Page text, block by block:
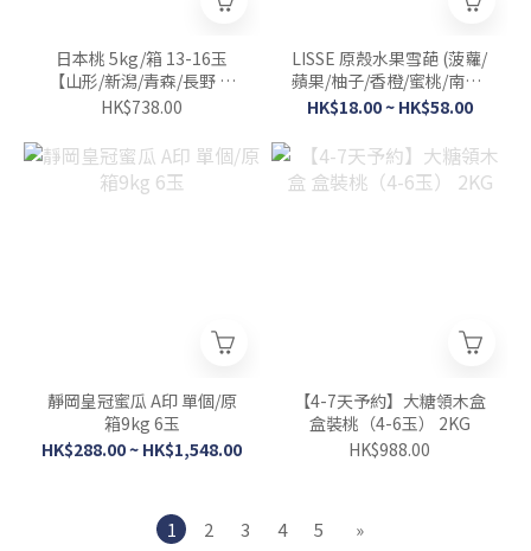
日本桃 5kg/箱 13-16玉
【山形/新潟/青森/長野 隨
機發貨】
HK$738.00
LISSE 原殼水果雪葩 (菠蘿/
蘋果/柚子/香橙/蜜桃/南瓜/
椰子/檸檬/芒果)
HK$18.00 ~ HK$58.00
靜岡皇冠蜜瓜 A印 單個/原
箱9kg 6玉
HK$288.00 ~ HK$1,548.00
【4-7天予約】大糖領木盒
盒裝桃（4-6玉） 2KG
HK$988.00
1 2 3 4 5 »